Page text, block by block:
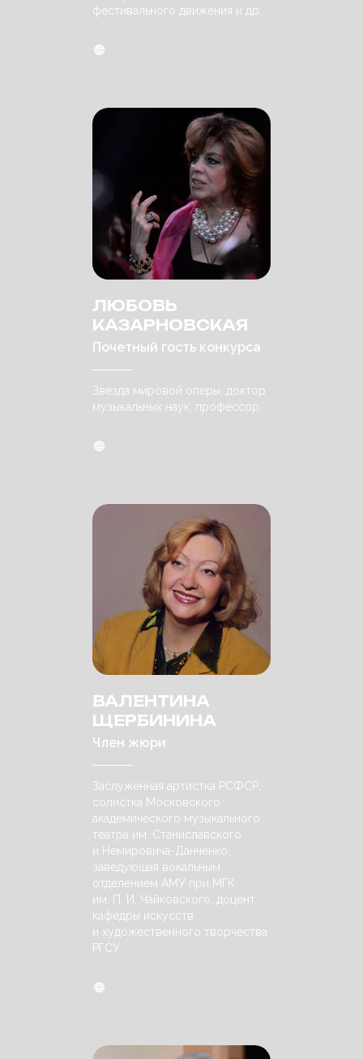
фестивального движения и др.
ЛЮБОВЬ
КАЗАРНОВСКАЯ
Почетный гость конкурса
Звезда мировой оперы, доктор
музыкальных наук, профессор.
ВАЛЕНТИНА
ЩЕРБИНИНА
Член жюри
Заслуженная артистка РСФСР,
солистка Московского
академического музыкального
театра им. Станиславского
и Немировича-Данченко,
заведующая вокальным
отделением АМУ при МГК
им. П. И. Чайковского, доцент
кафедры искусств
и художественного творчества
РГСУ.